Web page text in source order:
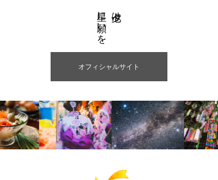
七夕は
星に願いを
オフィシャルサイト